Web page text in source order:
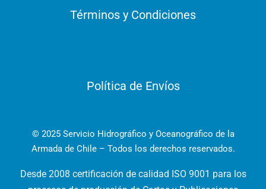
Términos y Condiciones
Política de Envíos
© 2025 Servicio Hidrográfico y Oceanográfico de la
Armada de Chile – Todos los derechos reservados.
Desde 2008 certificación de calidad ISO 9001 para los